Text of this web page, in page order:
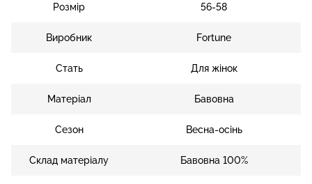
Розмір 56-58
Виробник Fortune
Стать Для жінок
Матеріал Бавовна
Сезон Весна-осінь
Склад матеріалу Бавовна 100%